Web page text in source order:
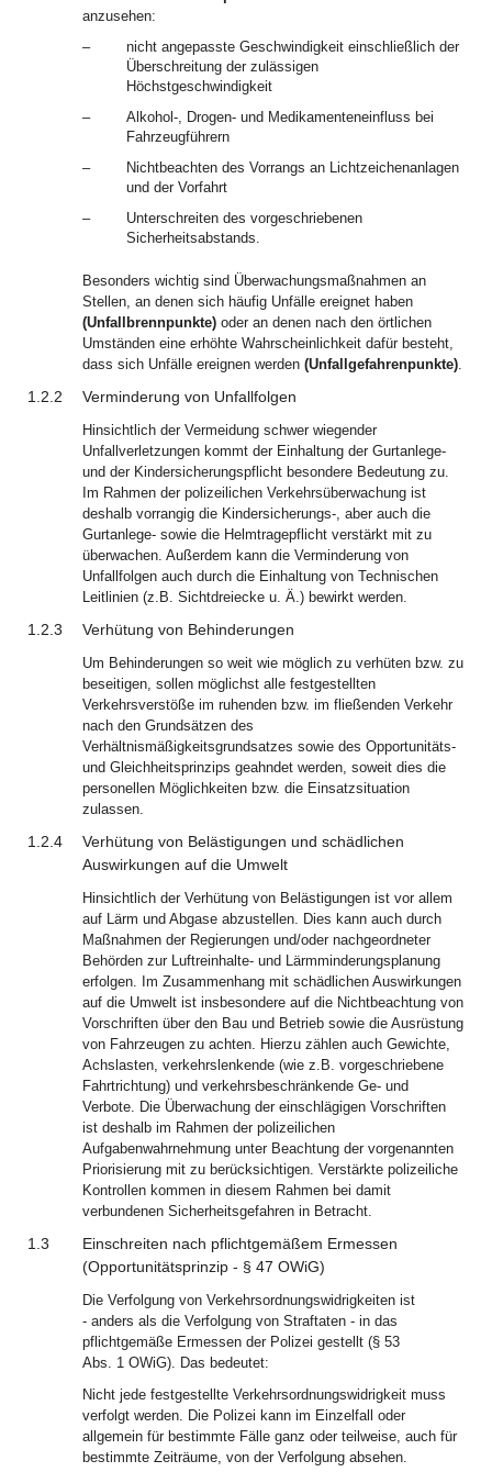
anzusehen:
–
nicht angepasste Geschwindigkeit einschließlich der
Überschreitung der zulässigen
Höchstgeschwindigkeit
–
Alkohol-, Drogen- und Medikamenteneinfluss bei
Fahrzeugführern
–
Nichtbeachten des Vorrangs an Lichtzeichenanlagen
und der Vorfahrt
–
Unterschreiten des vorgeschriebenen
Sicherheitsabstands.
Besonders wichtig sind Überwachungsmaßnahmen an
Stellen, an denen sich häufig Unfälle ereignet haben
(Unfallbrennpunkte) oder an denen nach den örtlichen
Umständen eine erhöhte Wahrscheinlichkeit dafür besteht,
dass sich Unfälle ereignen werden (Unfallgefahrenpunkte).
1.2.2 Verminderung von Unfallfolgen
Hinsichtlich der Vermeidung schwer wiegender
Unfallverletzungen kommt der Einhaltung der Gurtanlege-
und der Kindersicherungspflicht besondere Bedeutung zu.
Im Rahmen der polizeilichen Verkehrsüberwachung ist
deshalb vorrangig die Kindersicherungs-, aber auch die
Gurtanlege- sowie die Helmtragepflicht verstärkt mit zu
überwachen. Außerdem kann die Verminderung von
Unfallfolgen auch durch die Einhaltung von Technischen
Leitlinien (z.B. Sichtdreiecke u. Ä.) bewirkt werden.
1.2.3 Verhütung von Behinderungen
Um Behinderungen so weit wie möglich zu verhüten bzw. zu
beseitigen, sollen möglichst alle festgestellten
Verkehrsverstöße im ruhenden bzw. im fließenden Verkehr
nach den Grundsätzen des
Verhältnismäßigkeitsgrundsatzes sowie des Opportunitäts-
und Gleichheitsprinzips geahndet werden, soweit dies die
personellen Möglichkeiten bzw. die Einsatzsituation
zulassen.
1.2.4
Verhütung von Belästigungen und schädlichen
Auswirkungen auf die Umwelt
Hinsichtlich der Verhütung von Belästigungen ist vor allem
auf Lärm und Abgase abzustellen. Dies kann auch durch
Maßnahmen der Regierungen und/oder nachgeordneter
Behörden zur Luftreinhalte- und Lärmminderungsplanung
erfolgen. Im Zusammenhang mit schädlichen Auswirkungen
auf die Umwelt ist insbesondere auf die Nichtbeachtung von
Vorschriften über den Bau und Betrieb sowie die Ausrüstung
von Fahrzeugen zu achten. Hierzu zählen auch Gewichte,
Achslasten, verkehrslenkende (wie z.B. vorgeschriebene
Fahrtrichtung) und verkehrsbeschränkende Ge- und
Verbote. Die Überwachung der einschlägigen Vorschriften
ist deshalb im Rahmen der polizeilichen
Aufgabenwahrnehmung unter Beachtung der vorgenannten
Priorisierung mit zu berücksichtigen. Verstärkte polizeiliche
Kontrollen kommen in diesem Rahmen bei damit
verbundenen Sicherheitsgefahren in Betracht.
1.3
Einschreiten nach pflichtgemäßem Ermessen
(Opportunitätsprinzip - § 47 OWiG)
Die Verfolgung von Verkehrsordnungswidrigkeiten ist
‑ anders als die Verfolgung von Straftaten ‑ in das
pflichtgemäße Ermessen der Polizei gestellt (§ 53
Abs. 1 OWiG). Das bedeutet:
Nicht jede festgestellte Verkehrsordnungswidrigkeit muss
verfolgt werden. Die Polizei kann im Einzelfall oder
allgemein für bestimmte Fälle ganz oder teilweise, auch für
bestimmte Zeiträume, von der Verfolgung absehen.